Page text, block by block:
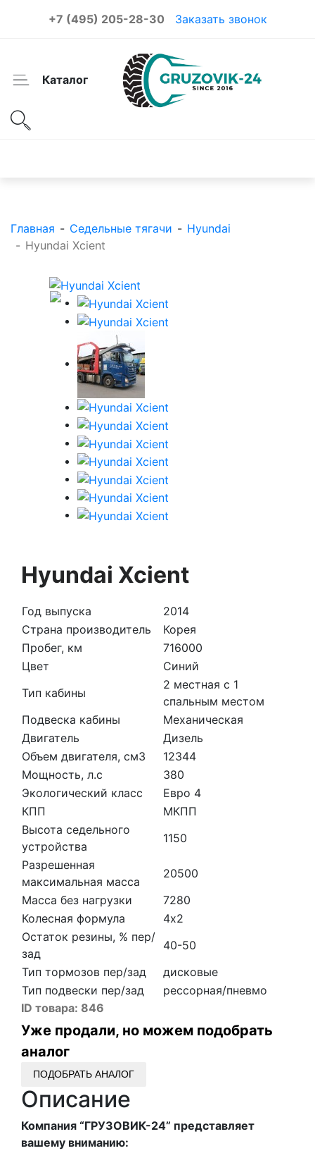
+7 (495) 205-28-30 Заказать звонок
Каталог
Главная - Седельные тягачи - Hyundai
- Hyundai Xcient
Hyundai Xcient
Год выпуска
2014
Страна производитель
Корея
Пробег, км
716000
Цвет
Синий
Тип кабины
2 местная с 1
спальным местом
Подвеска кабины
Механическая
Двигатель
Дизель
Объем двигателя, см3
12344
Мощность, л.с
380
Экологический класс
Евро 4
КПП
МКПП
Высота седельного
устройства
1150
Разрешенная
максимальная масса
20500
Масса без нагрузки
7280
Колесная формула
4х2
Остаток резины, % пер/
зад
40-50
Тип тормозов пер/зад
дисковые
Тип подвески пер/зад
рессорная/пневмо
ID товара: 846
Уже продали, но можем подобрать
аналог
ПОДОБРАТЬ АНАЛОГ
Описание
Компания “ГРУЗОВИК-24” представляет
вашему вниманию: